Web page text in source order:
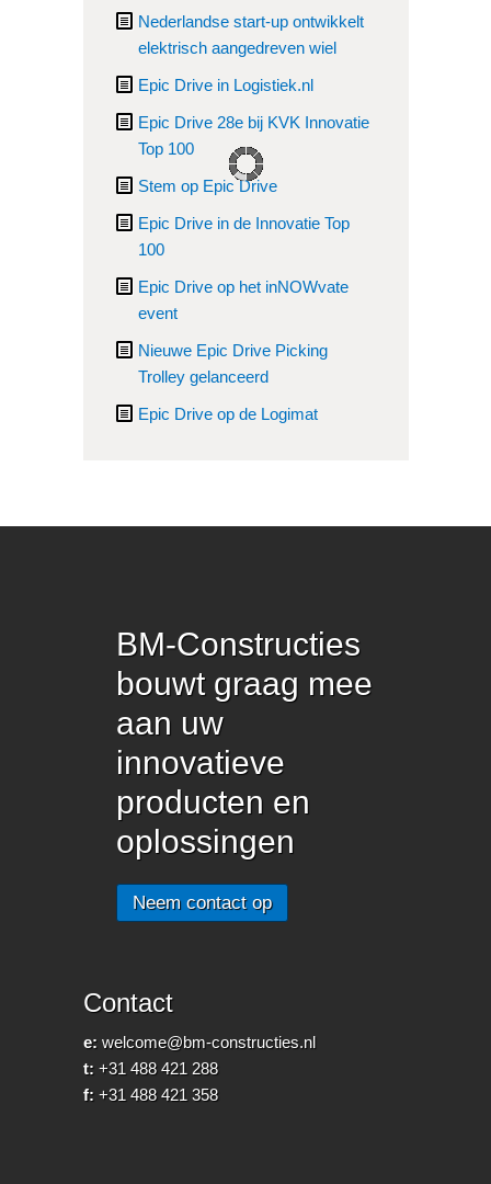
Nederlandse start-up ontwikkelt
elektrisch aangedreven wiel
Epic Drive in Logistiek.nl
Epic Drive 28e bij KVK Innovatie
Top 100
Stem op Epic Drive
Epic Drive in de Innovatie Top
100
Epic Drive op het inNOWvate
event
Nieuwe Epic Drive Picking
Trolley gelanceerd
Epic Drive op de Logimat
BM-Constructies
bouwt graag mee
aan uw
innovatieve
producten en
oplossingen
Neem contact op
Contact
e:welcome@bm-constructies.nl
t: +31 488 421 288
f: +31 488 421 358